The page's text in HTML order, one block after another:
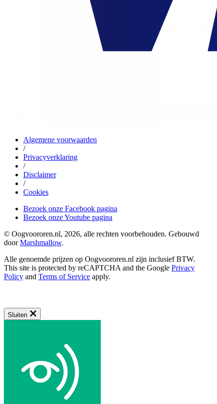
Algemene voorwaarden
/
Privacyverklaring
/
Disclaimer
/
Cookies
Bezoek onze Facebook pagina
Bezoek onze Youtube pagina
© Oogvoororen.nl, 2026, alle rechten voorbehouden. Gebouwd
doorMarshmallow.
Alle genoemde prijzen op Oogvoororen.nl zijn inclusief BTW.
This site is protected by reCAPTCHA and the Google Privacy
Policy and Terms of Service apply.
Sluiten